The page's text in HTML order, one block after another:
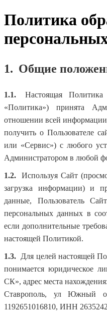
Политика
1. Общие
1.1.
Настоящая Политика
«Политика») принята
отношении всей
получить о Пользователе
или «Сервис») с любого
Администратором в любой
1.2.
Используя Cайт
загрузка информации) и
данные, Пользователь
персональных данных в
если дополнительные
настоящей Политикой.
1.3. Для целей настоящей
понимается
СК», адрес места
Ставрополь, ул Южный
1192651016810, ИНН